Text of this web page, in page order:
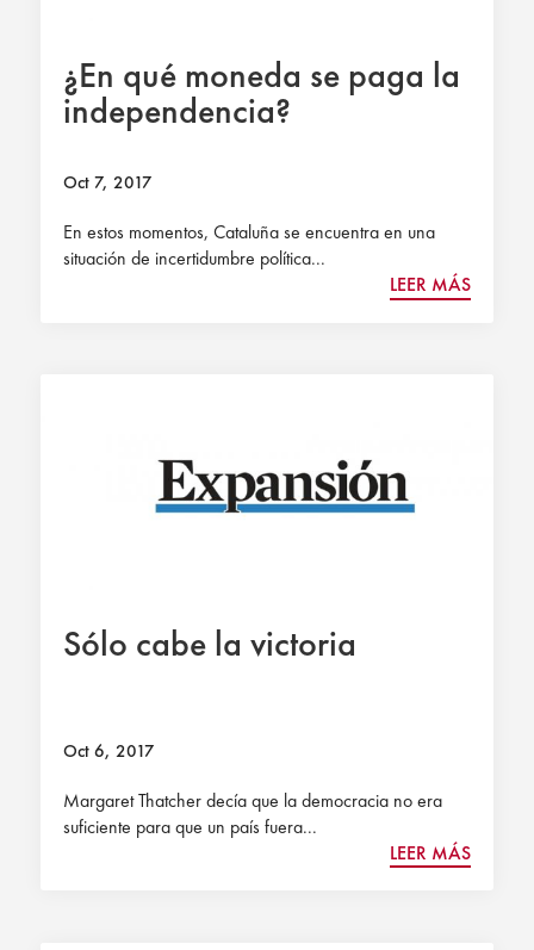
¿En qué moneda se paga la
independencia?
Oct 7, 2017
En estos momentos, Cataluña se encuentra en una
situación de incertidumbre política...
LEER MÁS
Sólo cabe la victoria
Oct 6, 2017
Margaret Thatcher decía que la democracia no era
suficiente para que un país fuera...
LEER MÁS